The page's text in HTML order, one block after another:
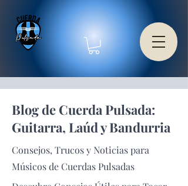
Blog de Cuerda Pulsada:
Guitarra, Laúd y Bandurria
Consejos, Trucos y Noticias para
Músicos de Cuerdas Pulsadas